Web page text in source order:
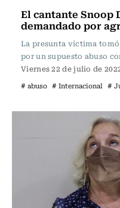
El cantante Snoop
demandado por
La presunta víctima
por un supuesto abuso
Viernes 22 de julio de
# abuso # Internacional #